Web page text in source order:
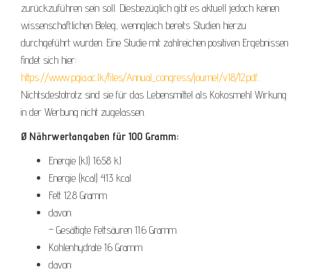
zurückzuführen sein soll. Diesbezüglich gibt es aktuell jedoch keinen
wissenschaftlichen Beleg, wenngleich bereits Studien hierzu
durchgeführt wurden. Eine Studie mit zahlreichen positiven Ergebnissen
findet sich hier:
https://www.pgia.ac.lk/files/Annual_congress/journel/v18/12.pdf
Nichtsdestotrotz sind sie für das Lebensmittel als Kokosmehl Wirkung
in der Werbung nicht zugelassen.
Ø Nährwertangaben für 100 Gramm:
Energie (kJ) 1658 kJ
Energie (kcal) 413 kcal
Fett 12.8 Gramm
davon:
– Gesättigte Fettsäuren 11.6 Gramm
Kohlenhydrate 16 Gramm
davon: